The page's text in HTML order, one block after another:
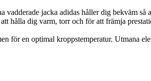
vadderade jacka adidas håller dig bekväm
hålla dig varm, torr och för att främja
för en optimal kroppstemperatur. Utmana